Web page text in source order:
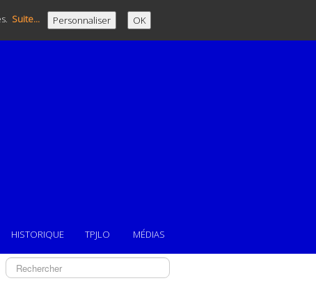
Suite... Personnaliser OK
HISTORIQUE TPJLO MÉDIAS